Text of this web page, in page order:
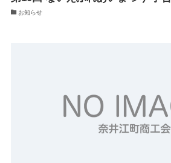
お知らせ